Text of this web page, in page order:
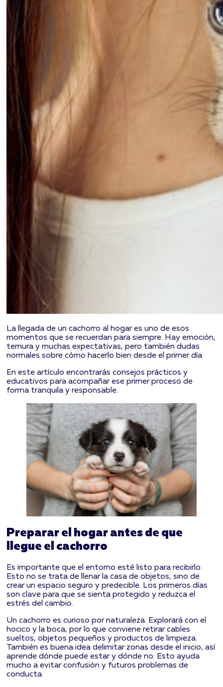
La llegada de un cachorro al hogar es uno de esos
momentos que se recuerdan para siempre. Hay emoción,
ternura y muchas expectativas, pero también dudas
normales sobre cómo hacerlo bien desde el primer día
En este artículo encontrarás consejos prácticos y
educativos para acompañar ese primer proceso de
forma tranquila y responsable.
Preparar el hogar antes de que
llegue el cachorro
Es importante que el entorno esté listo para recibirlo.
Esto no se trata de llenar la casa de objetos, sino de
crear un espacio seguro y predecible. Los primeros días
son clave para que se sienta protegido y reduzca el
estrés del cambio.
Un cachorro es curioso por naturaleza. Explorará con el
hocico y la boca, por lo que conviene retirar cables
sueltos, objetos pequeños y productos de limpieza.
También es buena idea delimitar zonas desde el inicio, así
aprende dónde puede estar y dónde no. Esto ayuda
mucho a evitar confusión y futuros problemas de
conducta.